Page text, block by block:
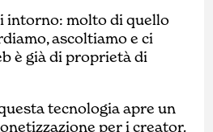
intorno: molto di quello
ascoltiamo e ci
è già di proprietà di
tecnologia apre un
per i creator.